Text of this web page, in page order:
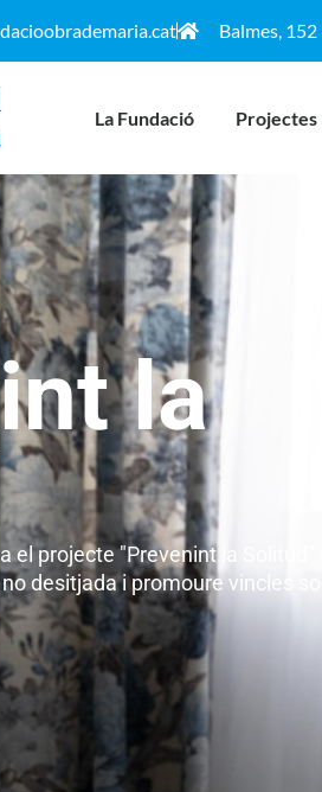
Balmes,
La Fundació Projectes
la
el projecte "Prevenint la Solitud"
desitjada i promoure vincles